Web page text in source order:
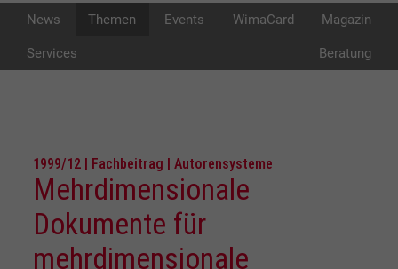
News Themen Events WimaCard Magazin
Services Beratung
1999/12 | Fachbeitrag | Autorensysteme
Mehrdimensionale
Dokumente für
mehrdimensionale